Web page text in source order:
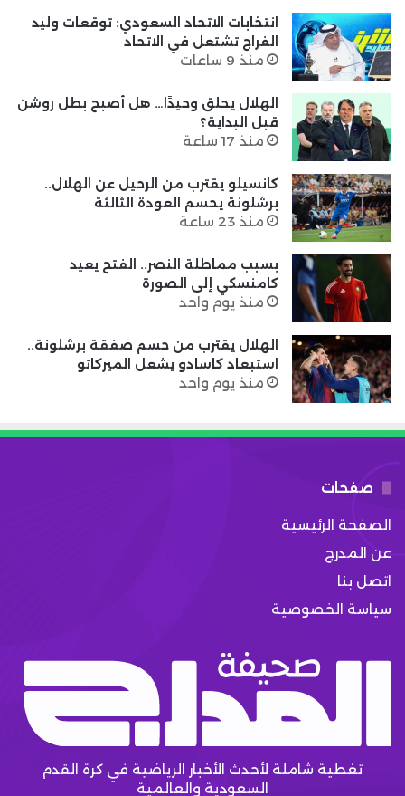
انتخابات الاتحاد السعودي: توقعات وليد
الفراج تشتعل في الاتحاد
منذ 9 ساعات
الهلال يحلق وحيدًا… هل أصبح بطل روشن
قبل البداية؟
منذ 17 ساعة
كانسيلو يقترب من الرحيل عن الهلال..
برشلونة يحسم العودة الثالثة
منذ 23 ساعة
بسبب مماطلة النصر.. الفتح يعيد
كامنسكي إلى الصورة
منذ يوم واحد
الهلال يقترب من حسم صفقة برشلونة..
استبعاد كاسادو يشعل الميركاتو
منذ يوم واحد
صفحات
الصفحة الرئيسية
عن المدرج
اتصل بنا
سياسة الخصوصية
تغطية شاملة لأحدث الأخبار الرياضية في كرة القدم
السعودية والعالمية